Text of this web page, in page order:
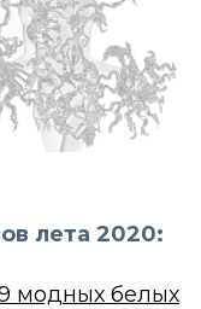
лета 2020:
модных белых